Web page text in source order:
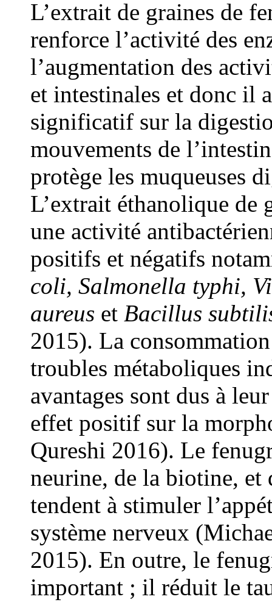
L’extrait de graines de
renforce l’activité des
l’augmentation des
et intestinales et donc il
significatif sur la
mouvements de
protège les muqueuses
L’extrait éthanolique de
une activité
positifs et négatifs
coli, Salmonella typhi,
aureus et Bacillus
2015). La
troubles métaboliques
avantages sont dus à
effet positif sur la
Qureshi 2016). Le
neurine, de la biotine,
tendent à stimuler
système nerveux
2015). En outre, le
important ; il réduit le